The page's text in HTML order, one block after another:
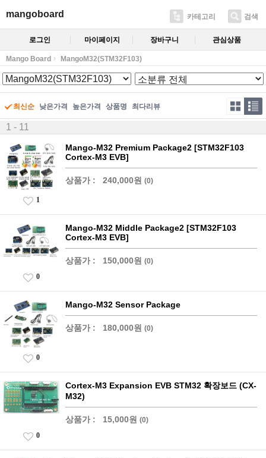
mangoboard 카테고리 검색
로그인 마이페이지 장바구니 관심상품
Mango Board MangoM32(STM32F103)
최신순 낮은가격 높은가격 상품명 최다리뷰
1 - 11
Mango-M32 Premium Package2 [STM32F103
Cortex-M3 EVB]
상품가 : 240,000원 (0)
1
Mango-M32 Middle Package2 [STM32F103
Cortex-M3 EVB]
상품가 : 150,000원 (0)
0
Mango-M32 Sensor Package
상품가 : 180,000원 (0)
0
Cortex-M3 Expansion EVB STM32 확장보드 (CX-
M32)
상품가 : 15,000원 (0)
0